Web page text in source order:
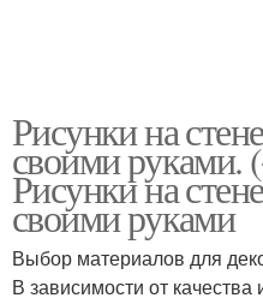
Рисунки на
своими руками.
Рисунки на
своими руками
Выбор материалов для
В зависимости от